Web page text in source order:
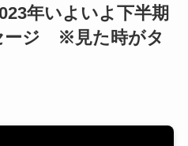
年いよいよ下半期
ージ ※見た時がタ